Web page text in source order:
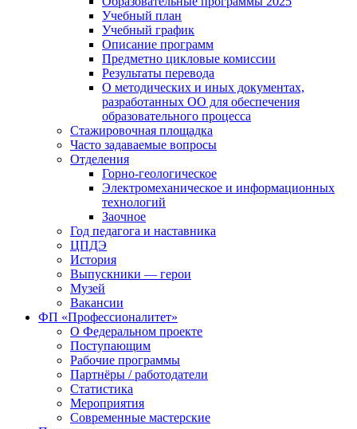
Учебный план
Учебный график
Описание программ
Предметно цикловые комиссии
Результаты перевода
О методических и иных документах,
разработанных ОО для обеспечения
образовательного процесса
Стажировочная площадка
Часто задаваемые вопросы
Отделения
Горно-геологическое
Электромеханическое и информационных
технологий
Заочное
Год педагога и наставника
ЦПДЭ
История
Выпускники — герои
Музей
Вакансии
ФП «Профессионалитет»
О Федеральном проекте
Поступающим
Рабочие программы
Партнёры / работодатели
Статистика
Мероприятия
Современные мастерские